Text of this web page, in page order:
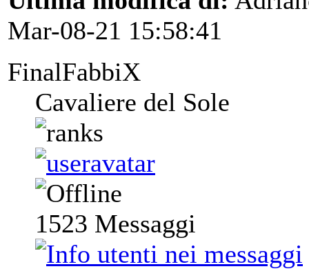
Mar-08-21 15:58:41
FinalFabbiX
Cavaliere del Sole
1523 Messaggi